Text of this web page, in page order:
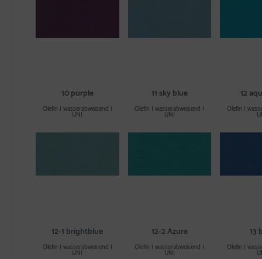
10 purple
Olefin | wasserabweisend |
UNI
11 sky blue
Olefin | wasserabweisend |
UNI
12
Olefin |
12-1 brightblue
Olefin | wasserabweisend |
UNI
12-2 Azure
Olefin | wasserabweisend |
UNI
13
Olefin |